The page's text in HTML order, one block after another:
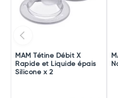
MAM Tétine Débit X
Rapide et Liquide épais
Silicone x 2